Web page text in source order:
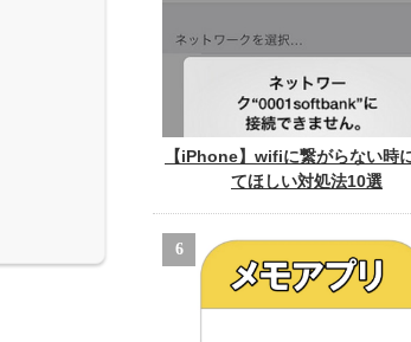
【iPhone】wifiに繋がらない時
てほしい対処法10選